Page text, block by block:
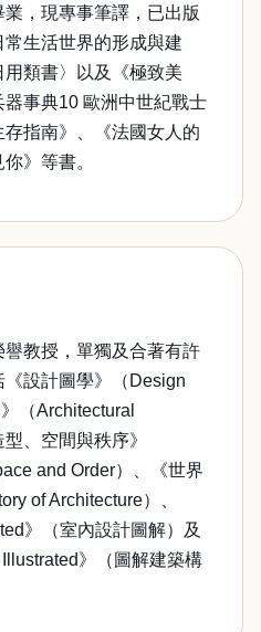
，現專事筆譯，已出版
生活世界的形成與建
類書〉以及《極致美
事典10 歐洲中世紀戰士
指南》、《法國女人的
》等書。
教授，單獨及合著有許
設計圖學》（Design
（Architectural
、空間與秩序》
and Order）、《世界
of Architecture）、
》（室內設計圖解）及
》（圖解建築構